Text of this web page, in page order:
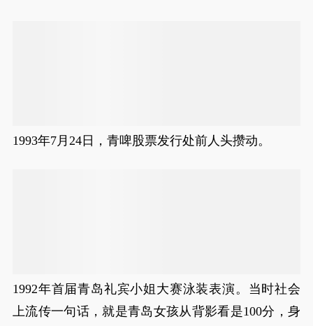
1993年7月24日，青啤股票发行处前人头攒动。
1992年首届青岛礼宾小姐大赛泳装表演。当时社会
上流传一句话，就是青岛女孩从背影看是100分，身